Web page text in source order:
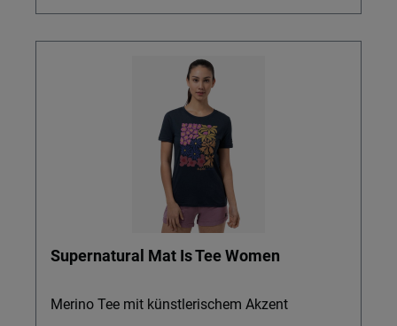
Supernatural Mat Is Tee Women
Merino Tee mit künstlerischem Akzent